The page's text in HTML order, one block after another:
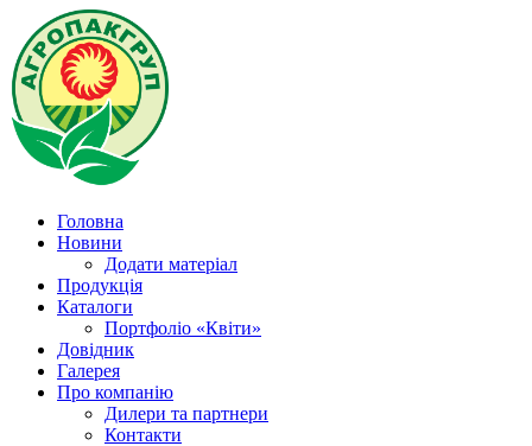
Головна
Новини
Додати матеріал
Продукція
Каталоги
Портфоліо «Квіти»
Довідник
Галерея
Про компанію
Дилери та партнери
Контакти